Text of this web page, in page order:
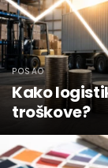
POSAO
Kako
troškove?